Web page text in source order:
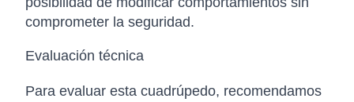
comprometer la seguridad.
Evaluación técnica
Para evaluar esta cuadrúpedo, recomendamos